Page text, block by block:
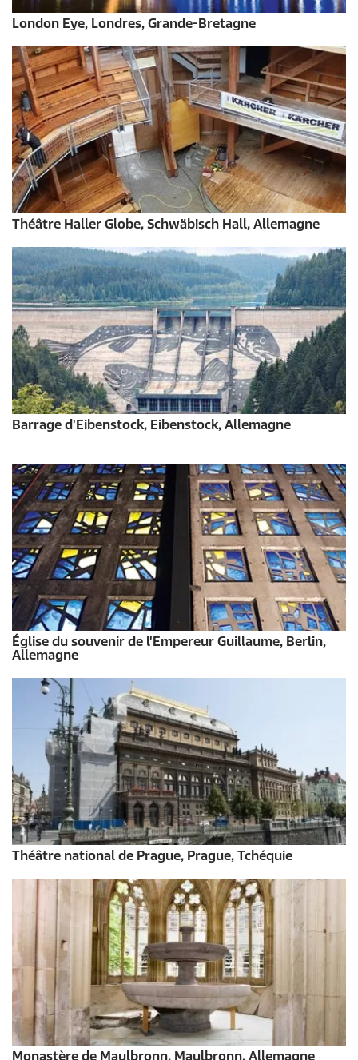
London Eye, Londres, Grande-Bretagne
Théâtre Haller Globe, Schwäbisch Hall, Allemagne
Barrage d'Eibenstock, Eibenstock, Allemagne
Église du souvenir de l'Empereur Guillaume, Berlin,
Allemagne
Théâtre national de Prague, Prague, Tchéquie
Monastère de Maulbronn, Maulbronn, Allemagne